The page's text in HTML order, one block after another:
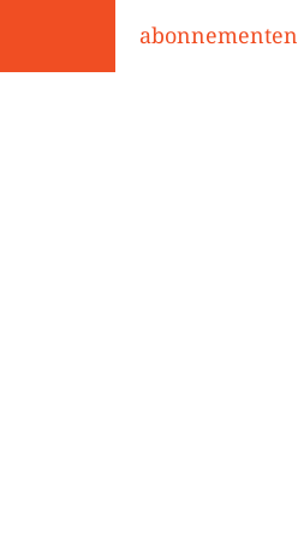
abonnementen